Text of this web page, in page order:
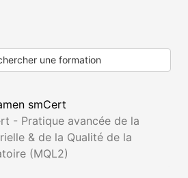
une formation
smCert
- Pratique avancée de la
& de la Qualité de la
(MQL2)